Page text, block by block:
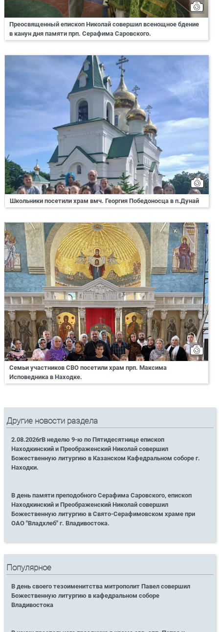
Преосвященный епископ Николай совершил всенощное бдение
в канун дня памяти прп. Серафима Саровского.
Школьники посетили храм вмч. Георгия Победоносца в п.Дунай
Семьи участников СВО посетили храм прп. Максима
Исповедника в Находке.
Другие новости раздела
2.08.2026гВ неделю 9-ю по Пятидесятнице епископ
Находкинский и Преображенский Николай совершил
Божественную литургию в Казанском Кафедральном соборе г.
Находки.
В день памяти преподобного Серафима Саровского, епископ
Находкинский и Преображенский Николай совершил
Божественную литургию в Свято-Серафимовском храме при
ОАО "Владхлеб" г. Владивостока.
Популярное
В день своего тезоименитства митрополит Павел совершил
Божественную литургию в кафедральном соборе
Владивостока